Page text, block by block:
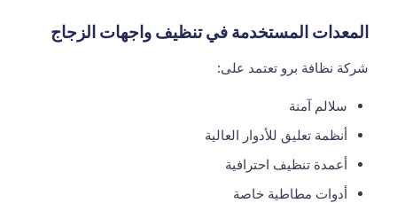
المعدات المستخدمة في تنظيف واجهات الزجاج
شركة نظافة برو تعتمد على:
سلالم آمنة
أنظمة تعليق للأدوار العالية
أعمدة تنظيف احترافية
أدوات مطاطية خاصة